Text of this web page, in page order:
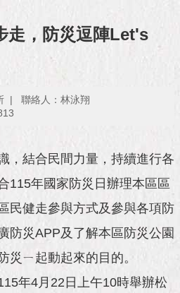
走，防災逗陣Let's
聯絡人：林泳翔
，結合民間力量，持續進行各
115年國家防災日辦理本區區
民健走參與方式及參與各項防
防災APP及了解本區防災公園
災ㄧ起動起來的目的。
年4月22日上午10時舉辦松